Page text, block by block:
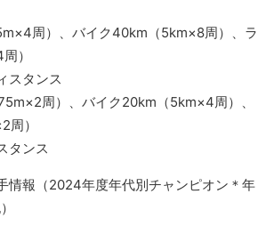
周）、バイク40km（5km×8周）、ラ
）
スタンス
周）、バイク20km（5km×4周）、
周）
タンス
情報（2024年度年代別チャンピオン＊年